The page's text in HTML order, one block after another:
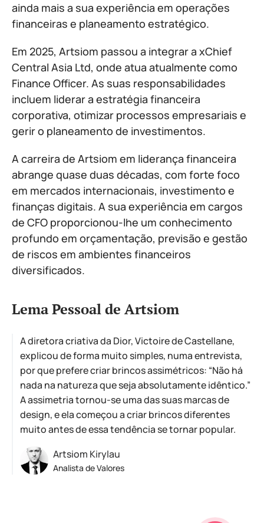
ainda mais a sua experiência em operações
financeiras e planeamento estratégico.
Em 2025, Artsiom passou a integrar a xChief
Central Asia Ltd, onde atua atualmente como
Finance Officer. As suas responsabilidades
incluem liderar a estratégia financeira
corporativa, otimizar processos empresariais e
gerir o planeamento de investimentos.
A carreira de Artsiom em liderança financeira
abrange quase duas décadas, com forte foco
em mercados internacionais, investimento e
finanças digitais. A sua experiência em cargos
de CFO proporcionou-lhe um conhecimento
profundo em orçamentação, previsão e gestão
de riscos em ambientes financeiros
diversificados.
Lema Pessoal de Artsiom
A diretora criativa da Dior, Victoire de Castellane,
explicou de forma muito simples, numa entrevista,
por que prefere criar brincos assimétricos: “Não há
nada na natureza que seja absolutamente idêntico.”
A assimetria tornou-se uma das suas marcas de
design, e ela começou a criar brincos diferentes
muito antes de essa tendência se tornar popular.
Artsiom Kirylau
Analista de Valores